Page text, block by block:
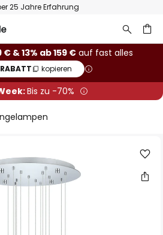
25 Jahre Erfahrung
€ & 13% ab 159 €auf fast alles
RABATT kopieren
Bis zu -70%